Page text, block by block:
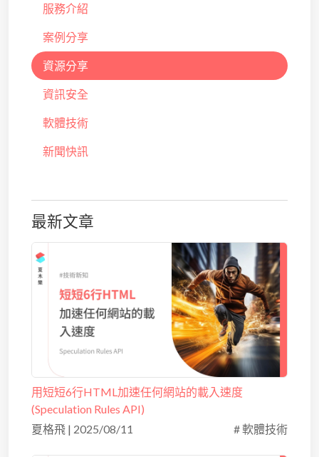
服務介紹
案例分享
資源分享
資訊安全
軟體技術
新聞快訊
最新文章
用短短6行HTML加速任何網站的載入速度
(Speculation Rules API)
夏格飛 | 2025/08/11 # 軟體技術